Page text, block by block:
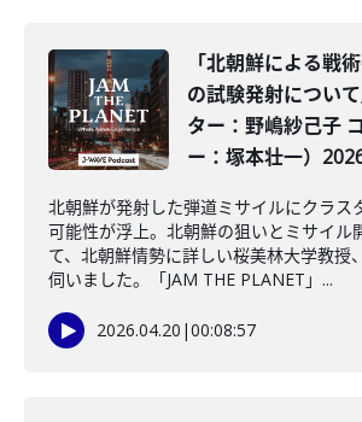
「北朝鮮による戦
の試験発射につい
ター：野嶋紗己子
ー：塚本壮一）
北朝鮮が発射した弾道ミサイルにクラス
可能性が浮上。北朝鮮の狙いとミサイル
て、北朝鮮情勢に詳しい桜美林大学教授
伺いました。「JAM THE PLANET」...
2026.04.20 |00:08:57